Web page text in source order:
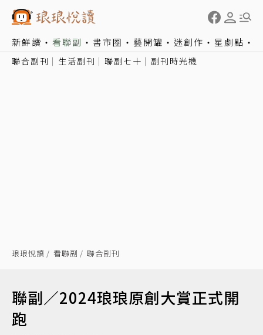
新鮮讀 看聯副 書市圈 藝開罐 迷創作 星劇點
聯合副刊 生活副刊 聯副七十 副刊時光機
琅琅悅讀 看聯副 聯合副刊
聯副／2024琅琅原創大賞正式開
跑